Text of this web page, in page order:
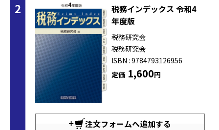
2
税務インデックス 令和4
年度版
税務研究会
税務研究会
ISBN : 9784793126956
定価1,600円
注文フォームへ追加する